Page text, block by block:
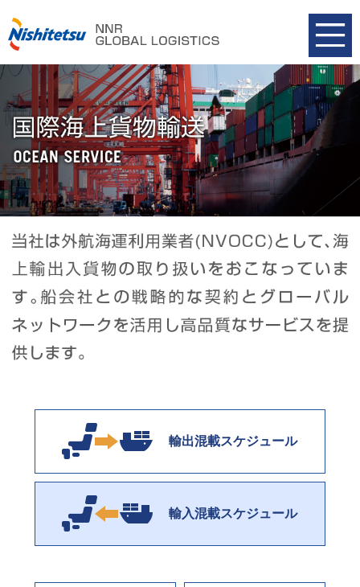
輸出混載スケジュール
輸入混載スケジュール